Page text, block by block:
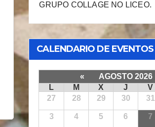
GRUPO COLLAGE NO LICEO.
CALENDARIO DE EVENTOS
« AGOSTO 2026
L
M X J V
27
28 29 30 31
3 4 5 6 7